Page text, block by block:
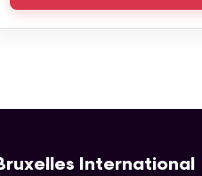
International